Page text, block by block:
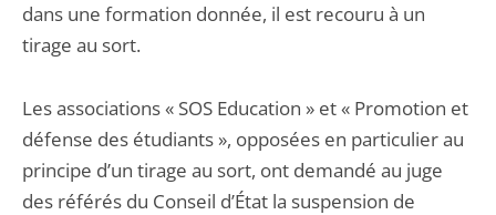
dans une formation donnée, il est recouru à un
tirage au sort.
Les associations « SOS Education » et « Promotion et
défense des étudiants », opposées en particulier au
principe d’un tirage au sort, ont demandé au juge
des référés du Conseil d’État la suspension de